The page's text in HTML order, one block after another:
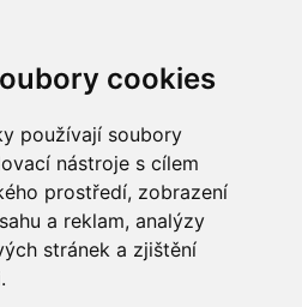
cookies
používají soubory
nástroje s cílem
prostředí, zobrazení
a reklam, analýzy
stránek a zjištění